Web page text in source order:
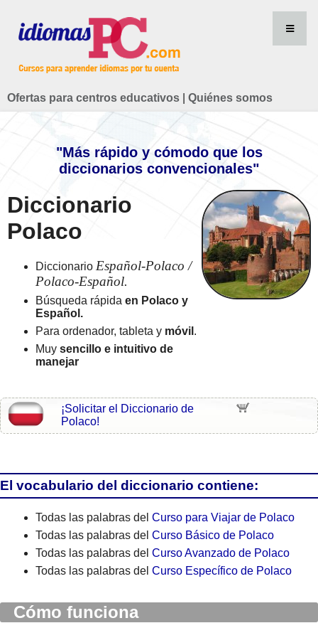
Ofertas para centros educativos Quiénes somos
"Más rápido y cómodo que los
diccionarios convencionales"
Diccionario
Polaco
Diccionario Español-Polaco /
Polaco-Español.
Búsqueda rápida en Polaco y
Español.
Para ordenador, tableta y móvil .
Muy sencillo e intuitivo de
manejar
¡Solicitar el Diccionario de
Polaco!
El vocabulario del diccionario contiene:
Todas las palabras del Curso para Viajar de Polaco
Todas las palabras del Curso Básico de Polaco
Todas las palabras del Curso Avanzado de Polaco
Todas las palabras del Curso Específico de Polaco
Cómo funciona